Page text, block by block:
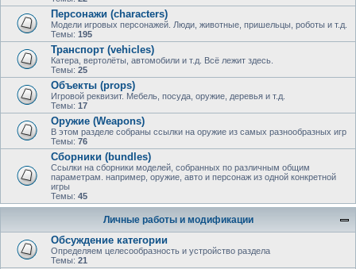
Персонажи (characters)
Модели игровых персонажей. Люди, животные, пришельцы, роботы и т.д.
Темы: 195
Транспорт (vehicles)
Катера, вертолёты, автомобили и т.д. Всё лежит здесь.
Темы: 25
Объекты (props)
Игровой реквизит. Мебель, посуда, оружие, деревья и т.д.
Темы: 17
Оружие (Weapons)
В этом разделе собраны ссылки на оружие из самых разнообразных игр
Темы: 76
Сборники (bundles)
Ссылки на сборники моделей, собранных по различным общим
параметрам. например, оружие, авто и персонаж из одной конкретной
игры
Темы: 45
Личные работы и модификации
Обсуждение категории
Определяем целесообразность и устройство раздела
Темы: 21